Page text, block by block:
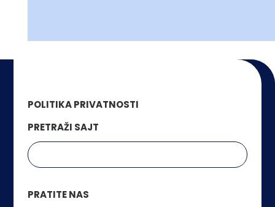
POLITIKA PRIVATNOSTI
PRETRAŽI SAJT
PRATITE NAS